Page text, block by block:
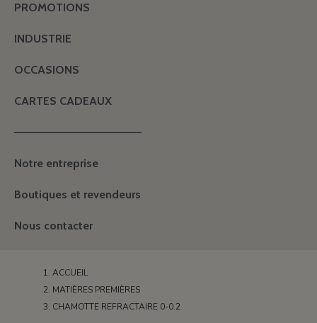
PROMOTIONS
INDUSTRIE
OCCASIONS
CARTES CADEAUX
———————————————
Notre entreprise
Boutiques et revendeurs
Nous contacter
ACCUEIL
MATIÈRES PREMIÈRES
CHAMOTTE REFRACTAIRE 0-0.2